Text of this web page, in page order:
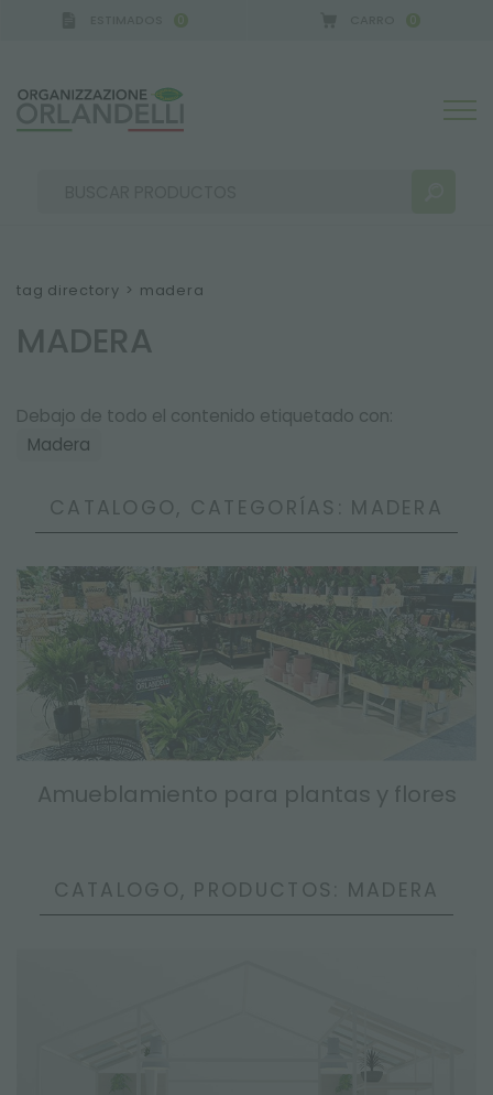
0 0
RESULTADOS DE LA BÚSQUEDA:
tag directory > madera
MADERA
Debajo de todo el contenido etiquetado con:
Madera
CATALOGO, CATEGORÍAS: MADERA
Amueblamiento para plantas y flores
CATALOGO, PRODUCTOS: MADERA